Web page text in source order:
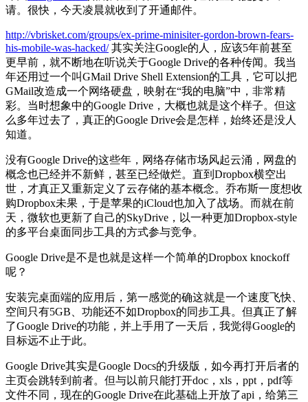
请。很快，今天凌晨就收到了开通邮件。
http://vbrisket.com/groups/ex-prime-minisiter-gordon-brown-fears-
his-mobile-was-hacked/其实关注Google的人，应该5年前甚至
更早前，就不断地在听说关于Google Drive的各种传闻。我当
年还用过一个叫GMail Drive Shell Extension的工具，它可以把
GMail改造成一个网络硬盘，映射在“我的电脑”中，非常精
彩。当时想象中的Google Drive，大概也就是这个样子。但这
么多年过去了，真正的Google Drive会是怎样，始终还是没人
知道。
没有Google Drive的这些年，网络存储市场风起云涌，网盘的
概念也已经并不新鲜，甚至已经做烂。直到Dropbox横空出
世，才真正又重新定义了云存储的基本概念。乔布斯一度想收
购Dropbox未果，于是苹果的iCloud也加入了战场。而就在前
天，微软也更新了自己的SkyDrive，以一种更加Dropbox-style
的多平台桌面同步工具的方式参与竞争。
Google Drive是不是也就是这样一个简单的Dropbox knockoff
呢？
安装完桌面端的应用后，第一感觉的确这就是一个速度飞快、
空间只有5GB、功能还不如Dropbox的同步工具。但真正了解
了Google Drive的功能，并上手用了一天后，我觉得Google的
目标远不止于此。
Google Drive其实是Google Docs的升级版，如今再打开后者的
主页会跳转到前者。但与以前只能打开doc，xls，ppt，pdf等
文件不同，现在的Google Drive在此基础上开放了api，给第三